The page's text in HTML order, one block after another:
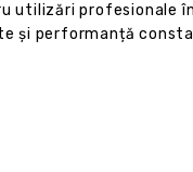
profesionale
și performanță